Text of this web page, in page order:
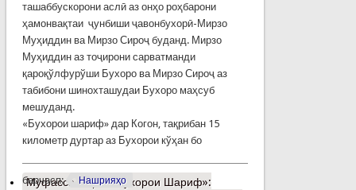
ташаббускорони аслӣ аз онҳо роҳбарони
ҳамонвақтаи ҷунбиши ҷавонбухорӣ-Мирзо
Муҳиддин ва Мирзо Сироҷ буданд. Мирзо
Муҳиддин аз тоҷирони сарватманди
қароқўлфурўши Бухоро ва Мирзо Сироҷ аз
табибони шинохташудаи Бухоро маҳсуб
мешуданд.
«Бухорои шариф» дар Когон, тақрибан 15
километр дуртар аз Бухорои кўҳан бо
барчасп: Нашрияҳо
Муфассалтаро «Бухорои Шариф»: